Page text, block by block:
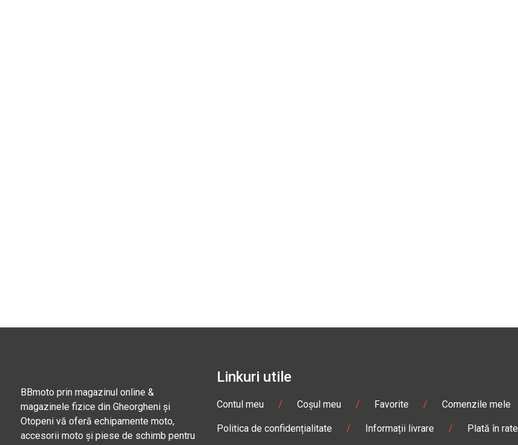
BBmoto prin magazinul online &
magazinele fizice din Gheorgheni și
Otopeni vă oferă echipamente moto,
accesorii moto și piese de schimb pentru
Linkuri utile
Contul meu / Coșul meu / Favorite / Comenzile mele
Politica de confidențialitate / Informații livrare / Plată în rate